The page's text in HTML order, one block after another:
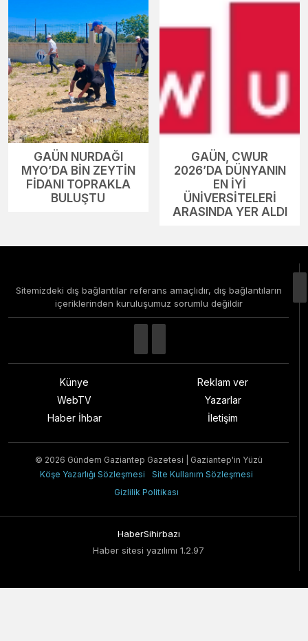
GAÜN NURDAĞI
MYO’DA BİN ZEYTİN
FİDANI TOPRAKLA
BULUŞTU
GAÜN, CWUR
2026’DA DÜNYANIN
EN İYİ
ÜNİVERSİTELERİ
ARASINDA YER ALDI
Sitemizdeki dış bağlantılar referans amaçlıdır, dış bağlantıların
içeriklerinden kuruluşumuz sorumlu değildir
Künye
WebTV
Haber İhbar
Reklam ver
Yazarlar
İletişim
© 2026 Gündem Gaziantep Gazetesi | Gaziantep'in Yüzü
Köşe Yazarlığı Sözleşmesi
Site Kullanım Sözleşmesi
Gizlilik Politikası
HaberSihirbazı
Haber sitesi yazılımı 1.2.97